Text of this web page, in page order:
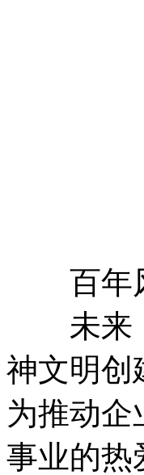
百年风
未来，
神文明创
为推动企
事业的热